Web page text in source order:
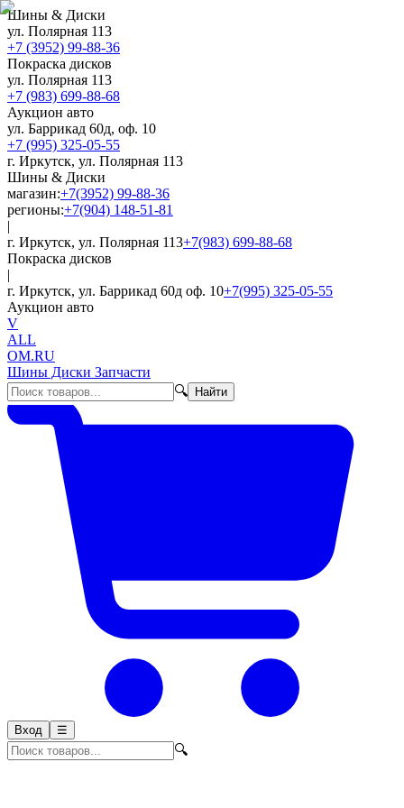
Шины & Диски
ул. Полярная 113
+7 (3952) 99-88-36
Покраска дисков
ул. Полярная 113
+7 (983) 699-88-68
Аукцион авто
ул. Баррикад 60д, оф. 10
+7 (995) 325-05-55
г. Иркутск, ул. Полярная 113
Шины & Диски
магазин:+7(3952) 99-88-36
регионы:+7(904) 148-51-81
|
г. Иркутск, ул. Полярная 113+7(983) 699-88-68
Покраска дисков
|
г. Иркутск, ул. Баррикад 60д оф. 10+7(995) 325-05-55
Аукцион авто
V
ALL
OM.RU
Шины Диски Запчасти
🔍
Найти
Вход ☰
🔍